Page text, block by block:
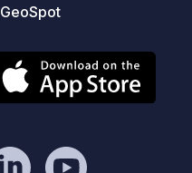
GeoSpot